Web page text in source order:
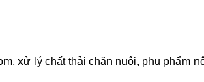
xử lý chất thải chăn nuôi, phụ phẩm